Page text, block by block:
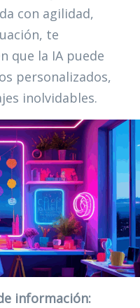
con agilidad,
te
que la IA puede
personalizados,
inolvidables.
información: